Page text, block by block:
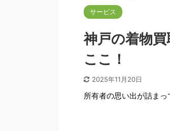
サービス
神戸の着物
ここ！
2025年11月20日
所有者の思い出が詰まっ